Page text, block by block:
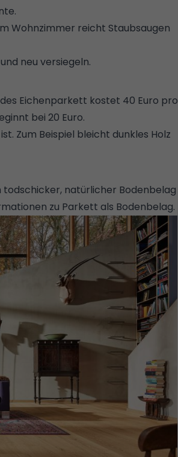
Wohnzimmer reicht Staubsaugen
neu versiegeln.
Eichenparkett kostet 40 Euro pro
bei 20 Euro.
Zum Beispiel bleicht dunkles Holz
natürlicher Bodenbelag
zu Parkett als Bodenbelag.